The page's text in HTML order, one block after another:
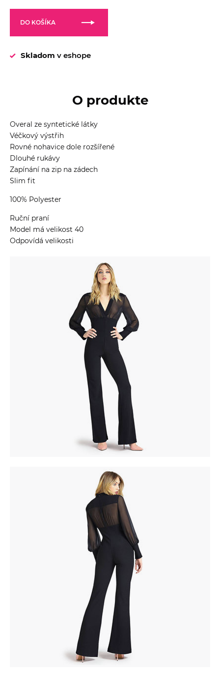
DO KOŠÍKA
Skladom v eshope
O produkte
Overal ze syntetické látky
Véčkový výstřih
Rovné nohavice dole rozšířené
Dlouhé rukávy
Zapínání na zip na zádech
Slim fit
100% Polyester
Ruční praní
Model má velikost 40
Odpovídá velikosti